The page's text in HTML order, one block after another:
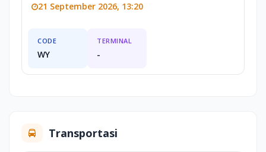
21 September 2026, 13:20
CODE
WY
TERMINAL
-
Transportasi